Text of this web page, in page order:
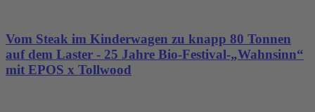
Vom Steak im Kinderwagen zu knapp 80 Tonnen
auf dem Laster - 25 Jahre Bio-Festival-„Wahnsinn“
mit EPOS x Tollwood